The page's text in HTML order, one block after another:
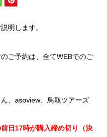
明します。
ご予約は、全てWEBでのご
、asoview、鳥取ツアーズ
日17時が購入締め切り（決